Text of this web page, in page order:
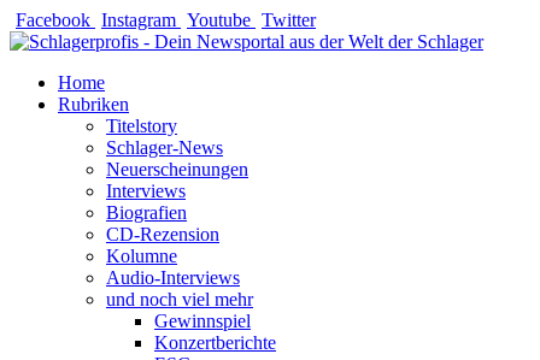
Zum
Inhalt
Facebook Instagram Youtube Twitter
Home
Rubriken
Titelstory
Schlager-News
Neuerscheinungen
Interviews
Biografien
CD-Rezension
Kolumne
Audio-Interviews
und noch viel mehr
Gewinnspiel
Konzertberichte